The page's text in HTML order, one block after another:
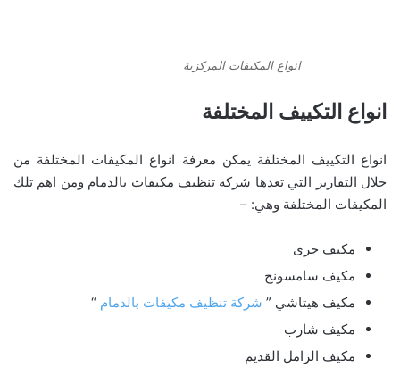
انواع المكيفات المركزية
انواع التكييف المختلفة
انواع التكييف المختلفة يمكن معرفة انواع المكيفات المختلفة من
خلال التقارير التي تعدها شركة تنظيف مكيفات بالدمام ومن اهم تلك
المكيفات المختلفة وهي: –
مكيف جرى
مكيف سامسونج
مكيف هيتاشي ” شركة تنظيف مكيفات بالدمام “
مكيف شارب
مكيف الزامل القديم